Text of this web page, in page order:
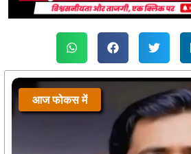
आज फोकस में